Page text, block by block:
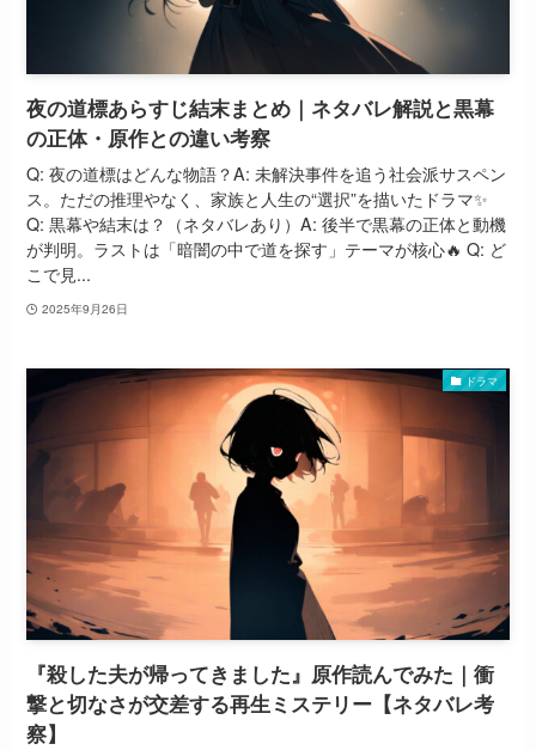
夜の道標あらすじ結末まとめ｜ネタバレ解説と黒幕
の正体・原作との違い考察
Q: 夜の道標はどんな物語？A: 未解決事件を追う社会派サスペン
ス。ただの推理やなく、家族と人生の“選択”を描いたドラマ✨
Q: 黒幕や結末は？（ネタバレあり）A: 後半で黒幕の正体と動機
が判明。ラストは「暗闇の中で道を探す」テーマが核心🔥 Q: ど
こで見...
2025年9月26日
ドラマ
『殺した夫が帰ってきました』原作読んでみた｜衝
撃と切なさが交差する再生ミステリー【ネタバレ考
察】